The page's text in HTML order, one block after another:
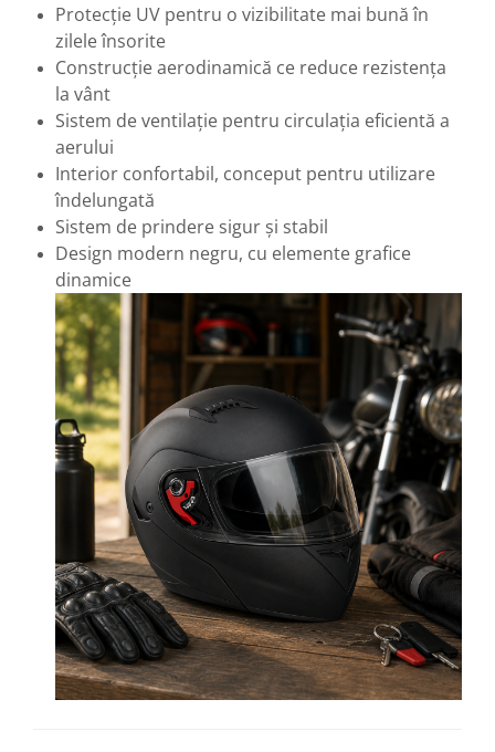
Protecție UV pentru o vizibilitate mai bună în
zilele însorite
Construcție aerodinamică ce reduce rezistența
la vânt
Sistem de ventilație pentru circulația eficientă a
aerului
Interior confortabil, conceput pentru utilizare
îndelungată
Sistem de prindere sigur și stabil
Design modern negru, cu elemente grafice
dinamice